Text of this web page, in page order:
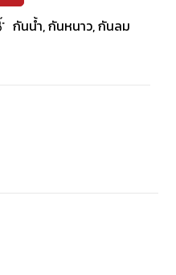
กันน้ำ, กันหนาว, กันลม